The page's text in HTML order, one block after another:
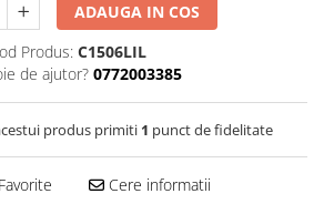
ADAUGA IN COS
Produs: C1506LIL
de ajutor? 0772003385
produs primiti 1 punct de fidelitate
Cere informatii